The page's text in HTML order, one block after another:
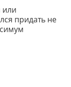
или
придать не